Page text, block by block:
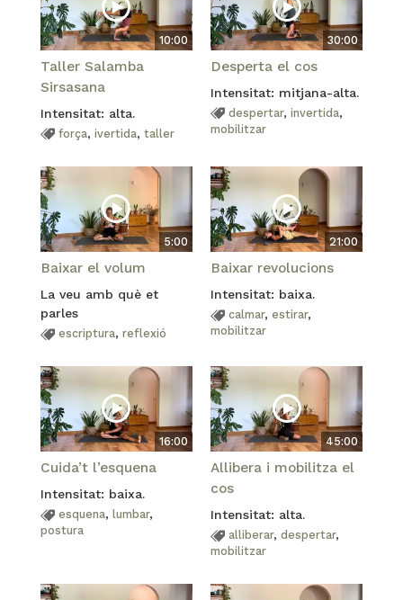
10:00
Taller Salamba
Sirsasana
Intensitat: alta.
força, ivertida, taller
30:00
Desperta el cos
Intensitat: mitjana-alta.
despertar, invertida,
mobilitzar
5:00
Baixar el volum
La veu amb què et
parles
escriptura, reflexió
21:00
Baixar revolucions
Intensitat: baixa.
calmar, estirar,
mobilitzar
16:00
Cuida’t l’esquena
Intensitat: baixa.
esquena, lumbar,
postura
45:00
Allibera i mobilitza el
cos
Intensitat: alta.
alliberar, despertar,
mobilitzar